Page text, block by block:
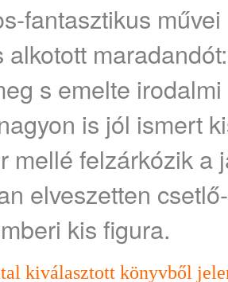
fantasztikus
alkotott
s emelte
is jól ismert
mellé felzárkózik a
elveszetten
kis figura.
kiválasztott könyvből